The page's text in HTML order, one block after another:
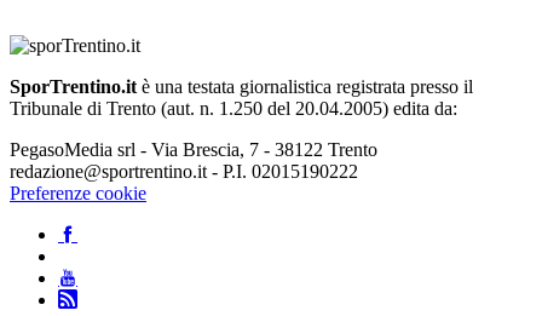
SporTrentino.it è una testata giornalistica registrata presso il
Tribunale di Trento (aut. n. 1.250 del 20.04.2005) edita da:
PegasoMedia srl - Via Brescia, 7 - 38122 Trento
redazione@sportrentino.it - P.I. 02015190222
Preferenze cookie